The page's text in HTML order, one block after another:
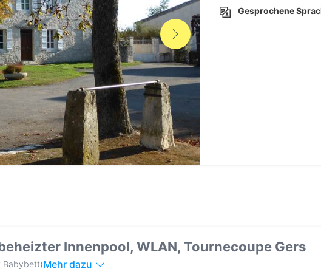
Gesprochene
Innenpool, WLAN, Tournecoupe Gers
Babybett)Mehr dazu